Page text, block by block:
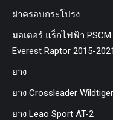
ฝาครอบกระโปรง
มอเตอร์ แร็กไฟฟ้า
Everest Raptor 2015-
ยาง
ยาง Crossleader
ยาง Leao Sport AT-2